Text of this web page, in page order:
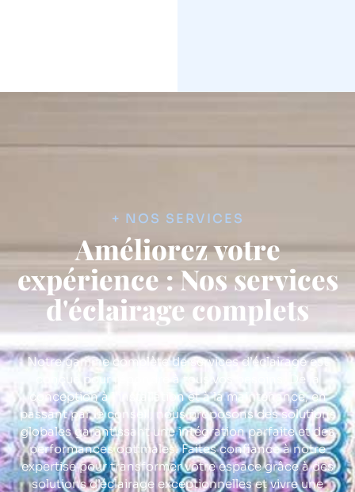
+ NOS SERVICES
Améliorez votre
expérience : Nos services
d'éclairage complets
Notre gamme complète de services d’éclairage est
conçue pour répondre à tous vos besoins. De la
conception à l’installation et à la maintenance, en
passant par le conseil, nous proposons des solutions
globales garantissant une intégration parfaite et des
performances optimales. Faites confiance à notre
expertise pour transformer votre espace grâce à des
solutions d’éclairage exceptionnelles et vivre une